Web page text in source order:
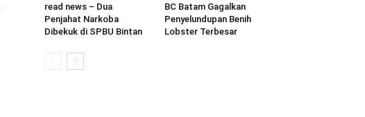
read news – Dua
Penjahat Narkoba
Dibekuk di SPBU Bintan
BC Batam Gagalkan
Penyelundupan Benih
Lobster Terbesar